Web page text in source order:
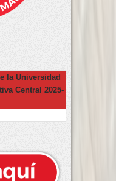
la Universidad
Central 2025-